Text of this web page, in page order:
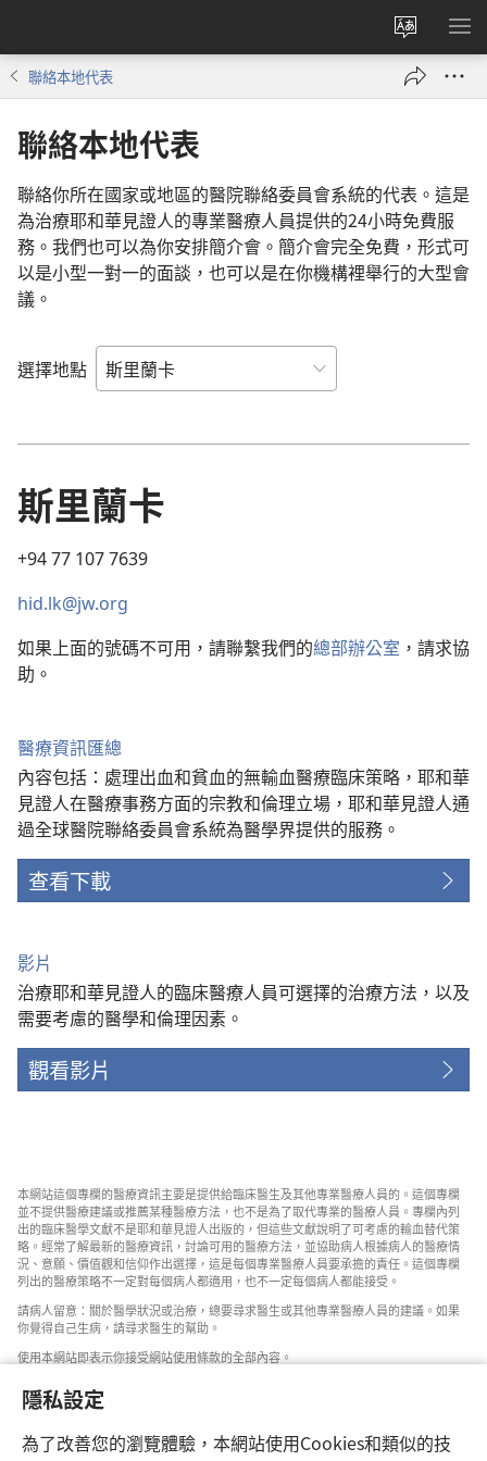
隱私設定
為了改善您的瀏覽體驗，本網站使用Cookies和類似的技
更
改
網
顯
聯絡本地代表
聯絡本地代表
聯絡你所在國家或地區的醫院聯絡委員會系統的代表。這是
為治療耶和華見證人的專業醫療人員提供的24小時免費服
務。我們也可以為你安排簡介會。簡介會完全免費，形式可
以是小型一對一的面談，也可以是在你機構裡舉行的大型會
議。
選擇地點
斯里蘭卡
+94 77 107 7639
hid.lk@jw.org
如果上面的號碼不可用，請聯繫我們的總部辦公室 ，請求協
助。
醫療資訊匯總
內容包括：處理出血和貧血的無輸血醫療臨床策略，耶和華
見證人在醫療事務方面的宗教和倫理立場，耶和華見證人通
過全球醫院聯絡委員會系統為醫學界提供的服務。
查看下載
影片
治療耶和華見證人的臨床醫療人員可選擇的治療方法，以及
需要考慮的醫學和倫理因素。
觀看影片
本網站這個專欄的醫療資訊主要是提供給臨床醫生及其他專業醫療人員的。這個專欄
並不提供醫療建議或推薦某種醫療方法，也不是為了取代專業的醫療人員。專欄內列
出的臨床醫學文獻不是耶和華見證人出版的，但這些文獻說明了可考慮的輸血替代策
略。經常了解最新的醫療資訊，討論可用的醫療方法，並協助病人根據病人的醫療情
況、意願、價值觀和信仰作出選擇，這是每個專業醫療人員要承擔的責任。這個專欄
列出的醫療策略不一定對每個病人都適用，也不一定每個病人都能接受。
請病人留意：關於醫學狀況或治療，總要尋求醫生或其他專業醫療人員的建議。如果
你覺得自己生病，請尋求醫生的幫助。
使用本網站即表示你接受網站使用條款的全部內容。